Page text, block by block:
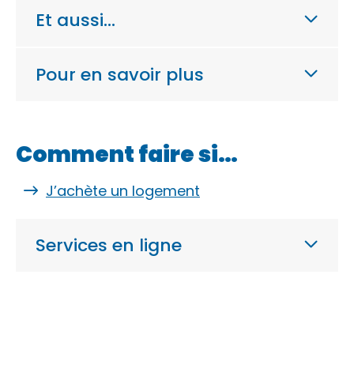
Et aussi…
Pour en savoir plus
Comment faire si…
J’achète un logement
Services en ligne